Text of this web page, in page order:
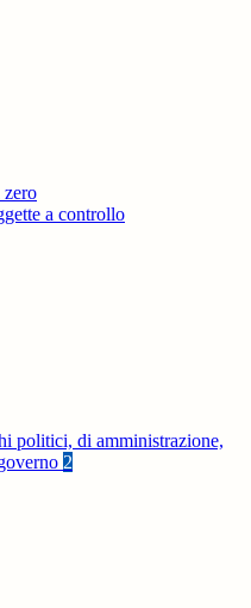
zero
a controllo
politici, di amministrazione,
2